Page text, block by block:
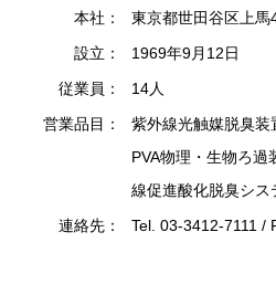
本社：
東京都世田谷区上
設立：
1969年9月12日
従業員：
14人
営業品目：
紫外線光触媒脱臭装
PVA物理・生物ろ
線促進酸化脱臭シス
連絡先：
Tel. 03-3412-7111 /